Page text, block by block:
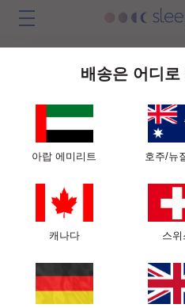
배송은 어디
아랍 에미리트 호주/뉴
캐나다 스위